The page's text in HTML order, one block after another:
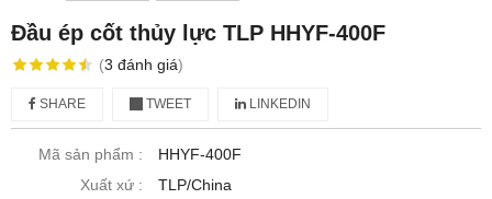
Đầu ép cốt thủy lực TLP HHYF-400F
(3 đánh giá)
SHARE TWEET LINKEDIN
Mã sản phẩm :
HHYF-400F
Xuất xứ :
TLP/China